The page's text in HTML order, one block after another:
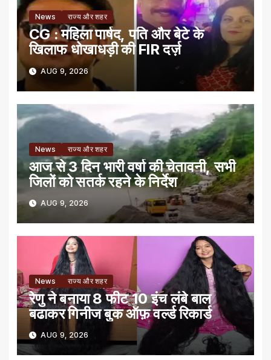
News राज्य और शहर
CG : महिला पार्षद, पति और बेटे के
खिलाफ धोखाधड़ी की FIR दर्ज़
AUG 9, 2026
News राज्य और शहर
आज से 3 दिन भारी वर्षा की चेतावनी, सभी
जिलों को सतर्क रहने के निर्देश
AUG 9, 2026
News राज्य और शहर
रेणु ने बनाया 8 फीट 10 इंच लंबे बाल
बढाकर गिनीज बुक ऑफ़ वर्ल्ड रिकार्ड
AUG 9, 2026